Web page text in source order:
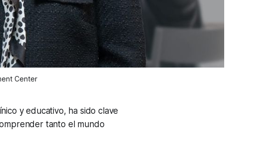
Center
y educativo, ha sido clave
tanto el mundo